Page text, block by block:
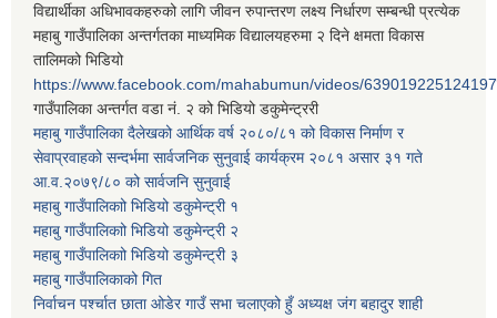
विद्यार्थीका अधिभावकहरुको लागि जीवन रुपान्तरण लक्ष्य निर्धारण सम्बन्धी प्रत्येक
महाबु गाउँपालिका अन्तर्गतका माध्यमिक विद्यालयहरुमा २ दिने क्षमता विकास
तालिमको भिडियो
https://www.facebook.com/mahabumun/videos/639019225124197
गाउँपालिका अन्तर्गत वडा नं. २ को भिडियो डकुमेन्ट्ररी
महाबु गाउँपालिका दैलेखको आर्थिक वर्ष २०८०/८१ को विकास निर्माण र
सेवाप्रवाहको सन्दर्भमा सार्वजनिक सुनुवाई कार्यक्रम २०८१ असार ३१ गते
आ.व.२०७९/८० को सार्वजनि सुनुवाई
महाबु गाउँपालिकाो भिडियो डकुमेन्ट्री १
महाबु गाउँपालिकाो भिडियो डकुमेन्ट्री २
महाबु गाउँपालिकाो भिडियो डकुमेन्ट्री ३
महाबु गाउँपालिकाको गित
निर्वाचन पर्श्चात छाता ओडेर गाउँ सभा चलाएको हुँ अध्यक्ष जंग बहादुर शाही